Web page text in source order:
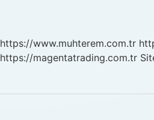
https://www.muhterem.com.tr
https://magentatrading.com.tr